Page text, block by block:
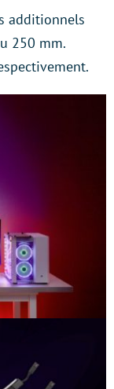
additionnels
250 mm.